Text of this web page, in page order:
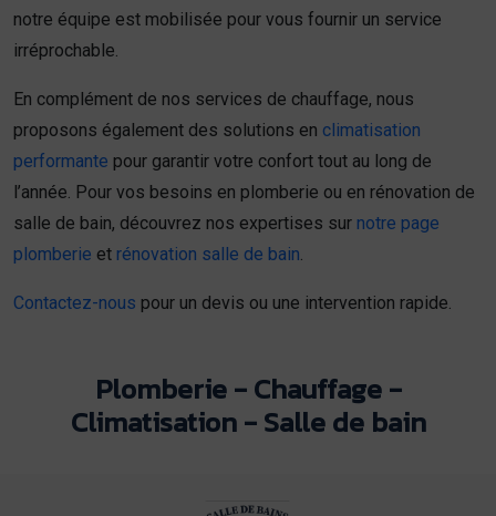
notre équipe est mobilisée pour vous fournir un service
irréprochable.
En complément de nos services de chauffage, nous
proposons également des solutions en climatisation
performante pour garantir votre confort tout au long de
l’année. Pour vos besoins en plomberie ou en rénovation de
salle de bain, découvrez nos expertises sur notre page
plomberie et rénovation salle de bain
Contactez-nous pour un devis ou une intervention rapide.
Plomberie - Chauffage -
Climatisation - Salle de bain